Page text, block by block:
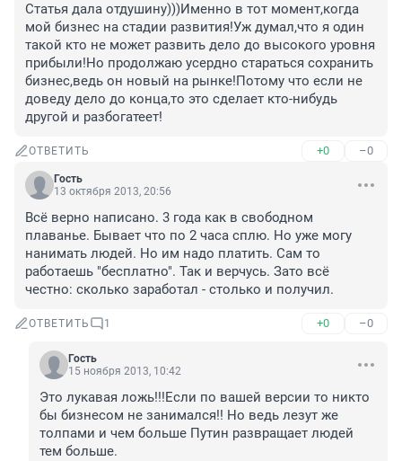
Статья дала отдушину)))Именно в тот момент,когда
мой бизнес на стадии развития!Уж думал,что я один
такой кто не может развить дело до высокого уровня
прибыли!Но продолжаю усердно стараться сохранить
бизнес,ведь он новый на рынке!Потому что если не
доведу дело до конца,то это сделает кто-нибудь
другой и разбогатеет!
ОТВЕТИТЬ +0 –0
Гость
13 октября 2013, 20:56
Всё верно написано. 3 года как в свободном
плаванье. Бывает что по 2 часа сплю. Но уже могу
нанимать людей. Но им надо платить. Сам то
работаешь "бесплатно". Так и верчусь. Зато всё
честно: сколько заработал - столько и получил.
ОТВЕТИТЬ 1 +0 –0
Гость
15 ноября 2013, 10:42
Это лукавая ложь!!!Если по вашей версии то никто
бы бизнесом не занимался!! Но ведь лезут же
толпами и чем больше Путин развращает людей
тем больше.